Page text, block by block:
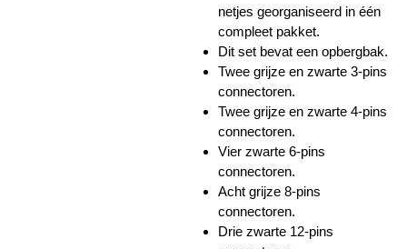
netjes georganiseerd in één
compleet pakket.
Dit set bevat een opbergbak.
Twee grijze en zwarte 3-pins
connectoren.
Twee grijze en zwarte 4-pins
connectoren.
Vier zwarte 6-pins
connectoren.
Acht grijze 8-pins
connectoren.
Drie zwarte 12-pins